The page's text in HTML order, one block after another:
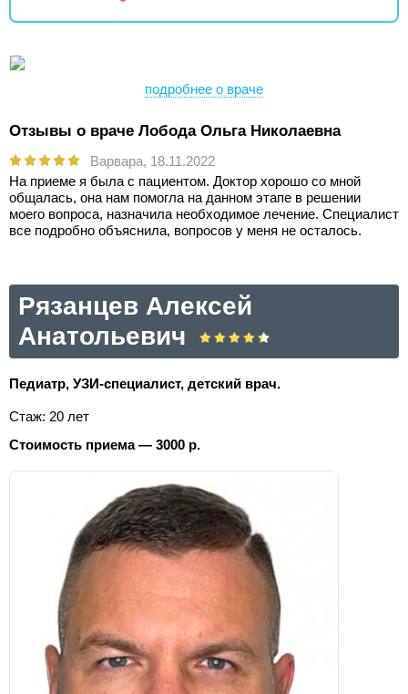
подробнее о враче
Отзывы о враче Лобода Ольга Николаевна
Варвара, 18.11.2022
На приеме я была с пациентом. Доктор хорошо со мной
общалась, она нам помогла на данном этапе в решении
моего вопроса, назначила необходимое лечение. Специалист
все подробно объяснила, вопросов у меня не осталось.
Рязанцев Алексей
Анатольевич
Педиатр, УЗИ-специалист, детский врач.
Стаж: 20 лет
Стоимость приема — 3000 р.